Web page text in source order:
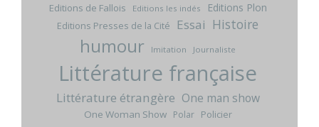
Editions de Fallois Editions les indés Editions Plon
Editions Presses de la Cité Essai Histoire
humour Imitation Journaliste
Littérature française
Littérature étrangère One man show
One Woman Show Polar Policier